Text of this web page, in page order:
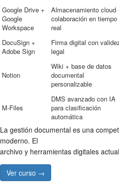
Google Drive +
Google
Workspace
Almacenamiento cloud
colaboración en tiempo
real
DocuSign +
Adobe Sign
Firma digital con
legal
Notion
Wiki + base de datos
documental
personalizable
M-Files
DMS avanzado con IA
para clasificación
automática
La gestión documental es una
moderno. El
archivo y herramientas digitales
Ver curso →